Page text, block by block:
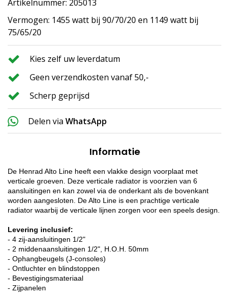
Artikelnummer: 205013
Vermogen: 1455 watt bij 90/70/20 en 1149 watt bij
75/65/20
Kies zelf uw leverdatum
Geen verzendkosten vanaf 50,-
Scherp geprijsd
Delen via WhatsApp
Informatie
De Henrad Alto Line heeft een vlakke design voorplaat met
verticale groeven. Deze verticale radiator is voorzien van 6
aansluitingen en kan zowel via de onderkant als de bovenkant
worden aangesloten. De Alto Line is een prachtige verticale
radiator waarbij de verticale lijnen zorgen voor een speels design.
Levering inclusief:
- 4 zij-aansluitingen 1/2"
- 2 middenaansluitingen 1/2", H.O.H. 50mm
- Ophangbeugels (J-consoles)
- Ontluchter en blindstoppen
- Bevestigingsmateriaal
- Zijpanelen